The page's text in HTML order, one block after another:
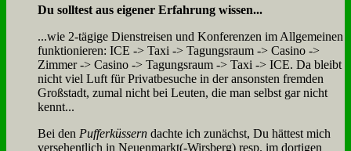
Du soll­test aus ei­ge­ner Er­fah­rung wis­sen...
...wie 2‑tägige Dienst­rei­sen und Kon­fe­ren­zen im All­ge­mei­nen
funk­tio­nie­ren: ICE -> Ta­xi -> Ta­gungs­raum -> Ca­si­no ->
Zim­mer -> Ca­si­no -> Ta­gungs­raum -> Ta­xi -> ICE. Da bleibt
nicht viel Luft für Pri­vat­be­su­che in der an­son­sten frem­den
Groß­stadt, zu­mal nicht bei Leu­ten, die man selbst gar nicht
kennt...
Bei den Puf­fer­küs­sern dach­te ich zu­nächst, Du hät­test mich
ver­se­hent­lich in Neuenmarkt(-Wirsberg) resp. im dor­ti­gen